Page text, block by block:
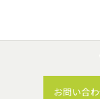
お問い合